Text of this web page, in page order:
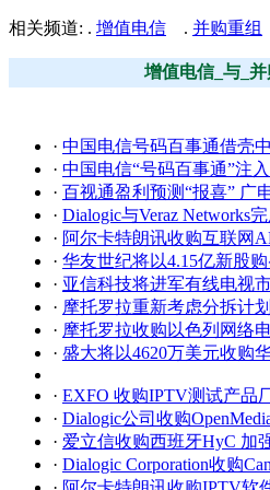
相关频道: . 增值电信 . 并购重组
增值电信_与_
· 中国电信号码百事通借壳
· 中国电信“号码百事通”注
· 百视通盈利预测“报喜” 广
· Dialogic与Veraz Networks
· 阿尔卡特朗讯收购互联网
· 华友世纪将以4.15亿新股
· 亚信科技将进军有线电视
· 摩托罗拉重新考虑分拆计
· 摩托罗拉收购以色列网络
· 盛大将以4620万美元收购
· EXFO 收购IPTV测试产品
· Dialogic公司收购
· 爱立信收购西班牙HyC 加
· Dialogic Corporation收购